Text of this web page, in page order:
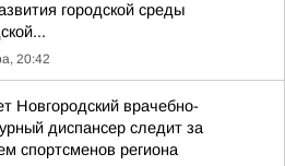
городской среды
20:42
Новгородский врачебно-
диспансер следит за
спортсменов региона